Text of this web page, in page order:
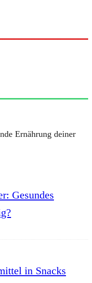
Ernährung deiner
Gesundes
in Snacks